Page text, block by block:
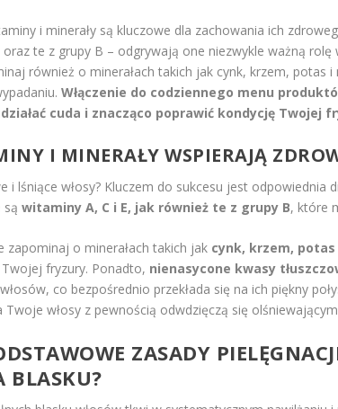
i minerały są kluczowe dla zachowania ich
oraz te z grupy B – odgrywają one niezwykle ważną
również o minerałach takich jak cynk, krzem, potas
Włączenie do codziennego menu
cuda i znacząco poprawić kondycję Twojej
I MINERAŁY WSPIERAJĄ
i lśniące włosy? Kluczem do sukcesu jest odpowiednia
sąwitaminy A, C i E, jak również te z grupy B, które
zapominaj o minerałach takich jak cynk, krzem,
fryzury. Ponadto, nienasycone kwasy
co bezpośrednio przekłada się na ich piękny
Twoje włosy z pewnością odwdzięczą się
ZASADY
BLASKU?